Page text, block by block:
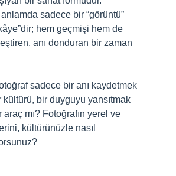
sadece bir “görüntü”
hem geçmişi hem de
anı donduran bir zaman
sadece bir anı kaydetmek
kültürü, bir duyguyu yansıtmak
mı? Fotoğrafın yerel ve
kültürünüzle nasıl